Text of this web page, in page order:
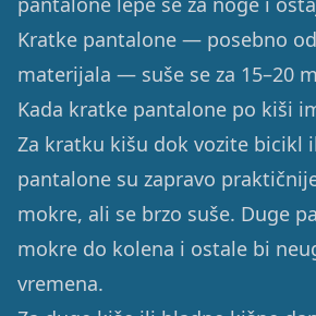
Kratke pantalone — posebno
materijala — suše se za 15–20
Kada kratke pantalone po kiši
Za kratku kišu dok vozite bicikl
pantalone su zapravo
mokre, ali se brzo suše. Duge
mokre do kolena i ostale bi
vremena.